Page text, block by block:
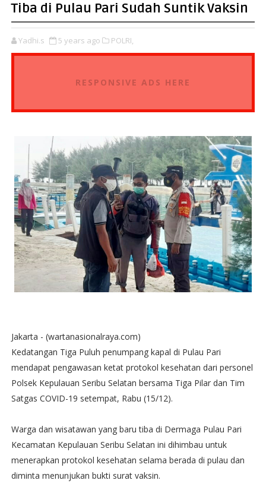
Tiba di Pulau Pari Sudah Suntik Vaksin
Yadhi.s 5 years ago POLRI,
RESPONSIVE ADS HERE
Jakarta - (wartanasionalraya.com)
Kedatangan Tiga Puluh penumpang kapal di Pulau Pari
mendapat pengawasan ketat protokol kesehatan dari personel
Polsek Kepulauan Seribu Selatan bersama Tiga Pilar dan Tim
Satgas COVID-19 setempat, Rabu (15/12).
Warga dan wisatawan yang baru tiba di Dermaga Pulau Pari
Kecamatan Kepulauan Seribu Selatan ini dihimbau untuk
menerapkan protokol kesehatan selama berada di pulau dan
diminta menunjukan bukti surat vaksin.